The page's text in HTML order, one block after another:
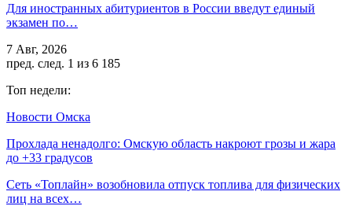
Для иностранных абитуриентов в России введут единый
экзамен по…
7 Авг, 2026
пред. след. 1 из 6 185
Топ недели:
Новости Омска
Прохлада ненадолго: Омскую область накроют грозы и жара
до +33 градусов
Сеть «Топлайн» возобновила отпуск топлива для физических
лиц на всех…